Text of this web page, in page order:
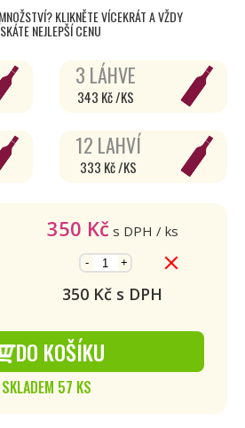
KLIKNĚTE VÍCEKRÁT A VŽDY
NEJLEPŠÍ CENU
3 LÁHVE
343 Kč /KS
12 LAHVÍ
333 Kč /KS
350 Kč s DPH / ks
- +
350 Kč s DPH
DO KOŠÍKU
SKLADEM 57 KS